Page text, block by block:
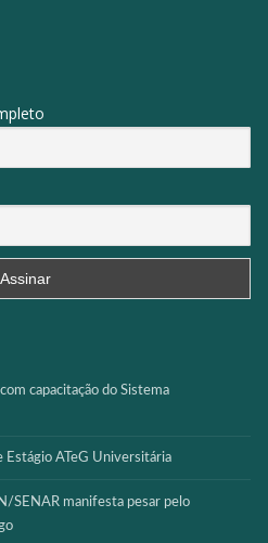
capacitação do Sistema
Estágio ATeG Universitária
SENAR manifesta pesar pelo